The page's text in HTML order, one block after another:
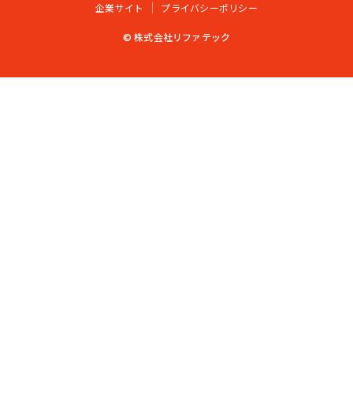
企業サイト プライバシーポリシー
© 株式会社リファテック